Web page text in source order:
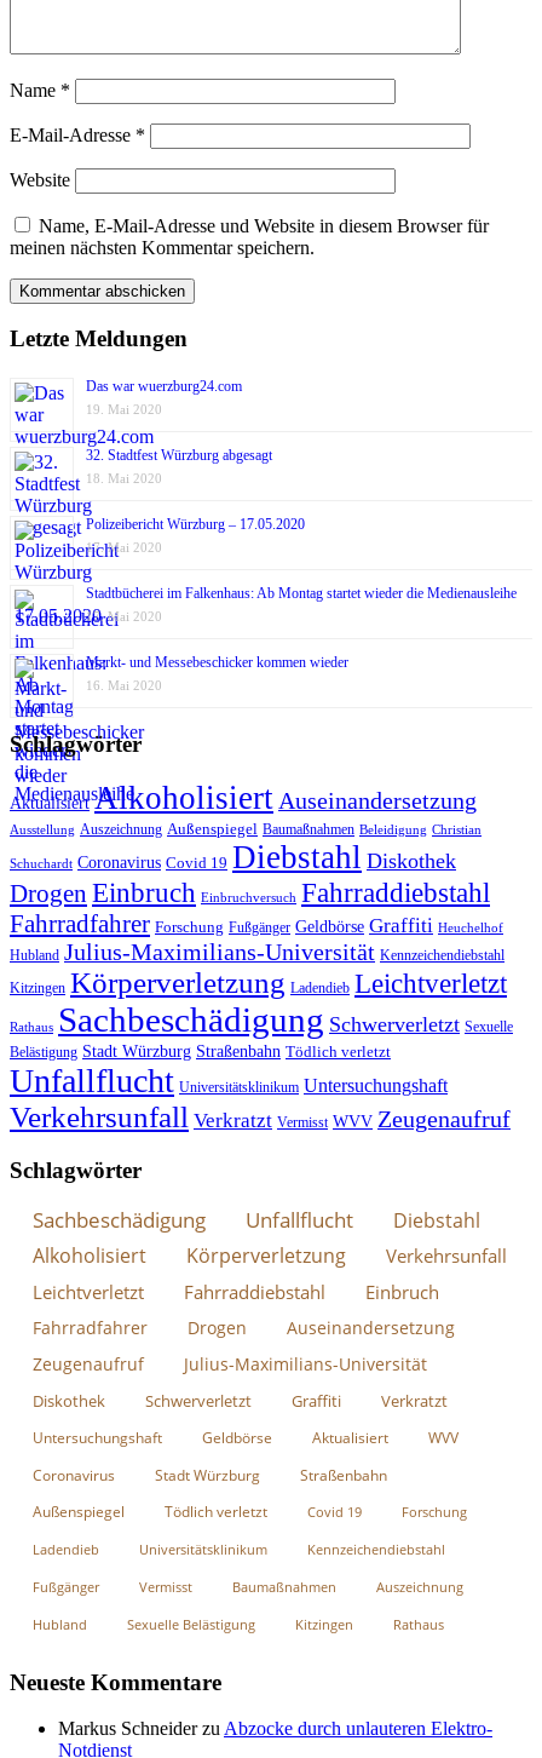
Name *
E-Mail-Adresse *
Website
Name, E-Mail-Adresse und Website in diesem Browser für
meinen nächsten Kommentar speichern.
Letzte Meldungen
Das war wuerzburg24.com
19. Mai 2020
32. Stadtfest Würzburg abgesagt
18. Mai 2020
Polizeibericht Würzburg – 17.05.2020
17. Mai 2020
Stadtbücherei im Falkenhaus: Ab Montag startet wieder die Medienausleihe
17. Mai 2020
Markt- und Messebeschicker kommen wieder
16. Mai 2020
Schlagwörter
Aktualisiert AlkoholisiertAuseinandersetzung
Ausstellung Auszeichnung Außenspiegel Baumaßnahmen Beleidigung Christian
Schuchardt Coronavirus Covid 19 Diebstahl Diskothek
Drogen Einbruch Einbruchversuch Fahrraddiebstahl
Fahrradfahrer Forschung Fußgänger Geldbörse Graffiti Heuchelhof
Hubland Julius-Maximilians-Universität Kennzeichendiebstahl
Kitzingen Körperverletzung Ladendieb Leichtverletzt
Rathaus Sachbeschädigung Schwerverletzt Sexuelle
Belästigung Stadt Würzburg Straßenbahn Tödlich verletzt
Unfallflucht Universitätsklinikum Untersuchungshaft
Verkehrsunfall Verkratzt Vermisst WVV Zeugenaufruf
Schlagwörter
Sachbeschädigung Unfallflucht
Diebstahl
Alkoholisiert
Körperverletzung Verkehrsunfall
Leichtverletzt Fahrraddiebstahl Einbruch
Fahrradfahrer Drogen
Auseinandersetzung
Zeugenaufruf
Julius-Maximilians-Universität
Diskothek Schwerverletzt Graffiti Verkratzt
Untersuchungshaft Geldbörse Aktualisiert
WVV
Coronavirus
Stadt Würzburg Straßenbahn
Außenspiegel Tödlich verletzt Covid 19 Forschung
Ladendieb Universitätsklinikum Kennzeichendiebstahl
Fußgänger Vermisst Baumaßnahmen Auszeichnung
Hubland Sexuelle Belästigung Kitzingen Rathaus
Neueste Kommentare
Markus Schneiderzu Abzocke durch unlauteren Elektro-
Notdienst